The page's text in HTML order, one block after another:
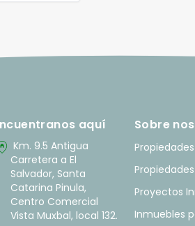
aquí
Km. 9.5 Antigua
Carretera a El
Salvador, Santa
Catarina Pinula,
Centro Comercial
Vista Muxbal, local 132.
Sobre
Proyectos
Inmuebles